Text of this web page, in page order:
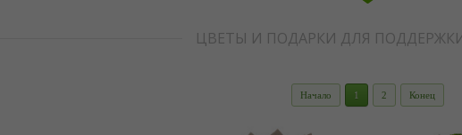
ЦВЕТЫ И ПОДАРКИ ДЛЯ
Начало 1 2 Конец